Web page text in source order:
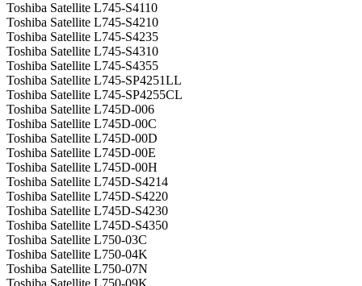
Toshiba Satellite L745-S4110
Toshiba Satellite L745-S4210
Toshiba Satellite L745-S4235
Toshiba Satellite L745-S4310
Toshiba Satellite L745-S4355
Toshiba Satellite L745-SP4251LL
Toshiba Satellite L745-SP4255CL
Toshiba Satellite L745D-006
Toshiba Satellite L745D-00C
Toshiba Satellite L745D-00D
Toshiba Satellite L745D-00E
Toshiba Satellite L745D-00H
Toshiba Satellite L745D-S4214
Toshiba Satellite L745D-S4220
Toshiba Satellite L745D-S4230
Toshiba Satellite L745D-S4350
Toshiba Satellite L750-03C
Toshiba Satellite L750-04K
Toshiba Satellite L750-07N